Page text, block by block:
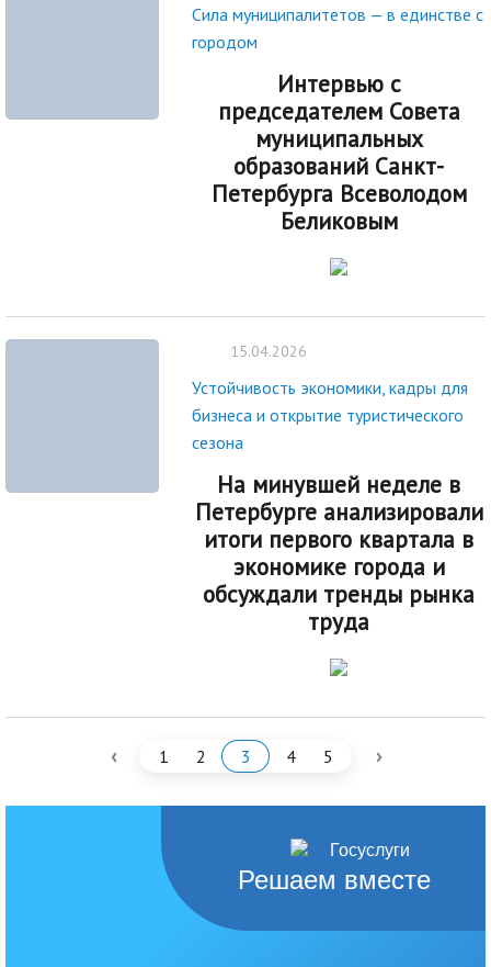
Сила муниципалитетов — в единстве с
городом
Интервью с
председателем Совета
муниципальных
образований Санкт-
Петербурга Всеволодом
Беликовым
15.04.2026
Устойчивость экономики, кадры для
бизнеса и открытие туристического
сезона
На минувшей неделе в
Петербурге анализировали
итоги первого квартала в
экономике города и
обсуждали тренды рынка
труда
‹ 1 2 3 4 5 ›
Решаем вместе